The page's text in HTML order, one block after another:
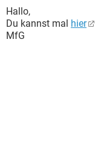
Hallo,
Du kannst mal hier
MfG